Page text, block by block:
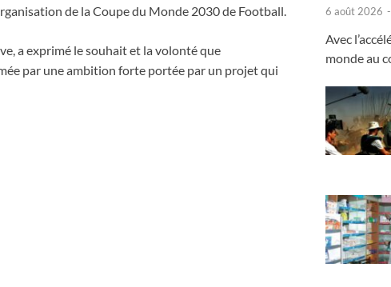
de la Coupe du Monde 2030 de Football.
a exprimé le souhait et la volonté que
par une ambition forte portée par un projet qui
6 août 2026 -
Avec
monde au